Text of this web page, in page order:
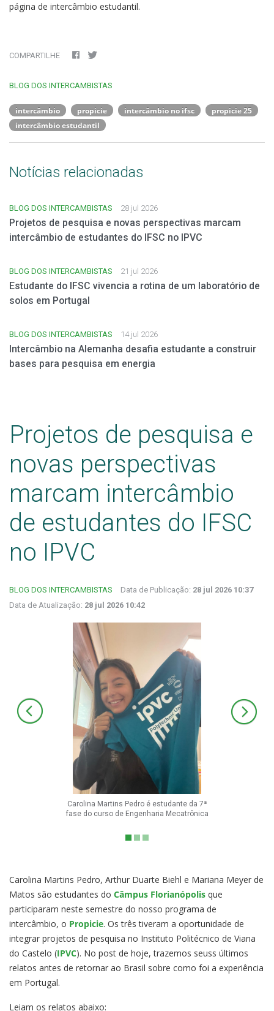
página de intercâmbio estudantil.
COMPARTILHE
BLOG DOS INTERCAMBISTAS
intercâmbio propicie intercâmbio no ifsc
propicie 25
intercâmbio estudantil
Notícias relacionadas
BLOG DOS INTERCAMBISTAS 28 jul 2026
Projetos de pesquisa e novas perspectivas marcam
intercâmbio de estudantes do IFSC no IPVC
BLOG DOS INTERCAMBISTAS 21 jul 2026
Estudante do IFSC vivencia a rotina de um laboratório de
solos em Portugal
BLOG DOS INTERCAMBISTAS 14 jul 2026
Intercâmbio na Alemanha desafia estudante a construir
bases para pesquisa em energia
Projetos de pesquisa e
novas perspectivas
marcam intercâmbio
de estudantes do IFSC
no IPVC
BLOG DOS INTERCAMBISTAS Data de Publicação: 28 jul 2026 10:37
Data de Atualização: 28 jul 2026 10:42
Carolina Martins Pedro é estudante da 7ª
fase do curso de Engenharia Mecatrônica
Carolina Martins Pedro, Arthur Duarte Biehl e Mariana Meyer de
Matos são estudantes do Câmpus Florianópolis que
participaram neste semestre do nosso programa de
intercâmbio, o Propicie. Os três tiveram a oportunidade de
integrar projetos de pesquisa no Instituto Politécnico de Viana
do Castelo (IPVC). No post de hoje, trazemos seuss últimos
relatos antes de retornar ao Brasil sobre como foi a experiência
em Portugal.
Leiam os relatos abaixo: